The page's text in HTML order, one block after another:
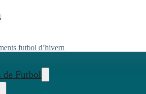
futbol d’hivern
de Futbol